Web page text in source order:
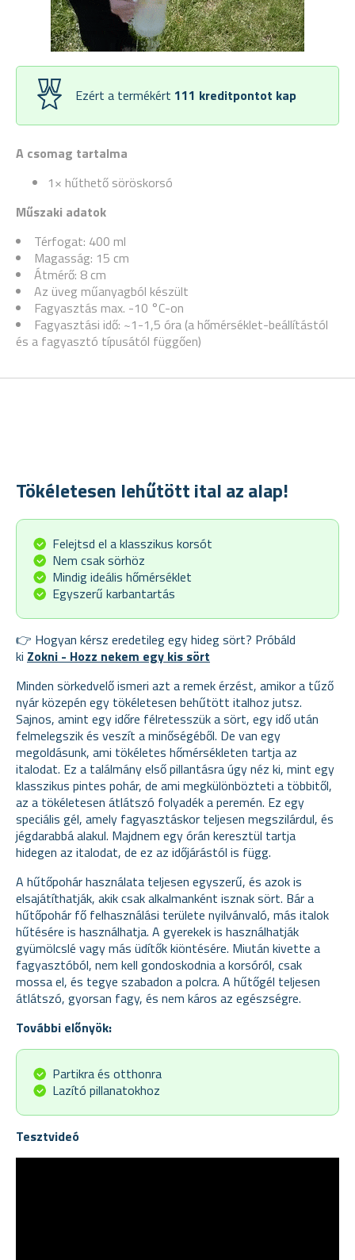
A csomag tartalma
1× hűthető söröskorsó
Műszaki adatok
Térfogat: 400 ml
Magasság: 15 cm
Átmérő: 8 cm
Az üveg műanyagból készült
Fagyasztás max. -10 °C-on
Fagyasztási idő: ~1-1,5 óra (a hőmérséklet-beállítástól
és a fagyasztó típusától függően)
Ezért a termékért 111 kreditpontot kap
Tökéletesen lehűtött ital az alap!
Felejtsd el a klasszikus korsót
Nem csak sörhöz
Mindig ideális hőmérséklet
Egyszerű karbantartás
👉 Hogyan kérsz eredetileg egy hideg sört? Próbáld
ki Zokni - Hozz nekem egy kis sört
Minden sörkedvelő ismeri azt a remek érzést, amikor a tűző
nyár közepén egy tökéletesen behűtött italhoz jutsz.
Sajnos, amint egy időre félretesszük a sört, egy idő után
felmelegszik és veszít a minőségéből. De van egy
megoldásunk, ami tökéletes hőmérsékleten tartja az
italodat. Ez a találmány első pillantásra úgy néz ki, mint egy
klasszikus pintes pohár, de ami megkülönbözteti a többitől,
az a tökéletesen átlátszó folyadék a peremén. Ez egy
speciális gél, amely fagyasztáskor teljesen megszilárdul, és
jégdarabbá alakul. Majdnem egy órán keresztül tartja
hidegen az italodat, de ez az időjárástól is függ.
A hűtőpohár használata teljesen egyszerű, és azok is
elsajátíthatják, akik csak alkalmanként isznak sört. Bár a
hűtőpohár fő felhasználási területe nyilvánvaló, más italok
hűtésére is használhatja. A gyerekek is használhatják
gyümölcslé vagy más üdítők kiöntésére. Miután kivette a
fagyasztóból, nem kell gondoskodnia a korsóról, csak
mossa el, és tegye szabadon a polcra. A hűtőgél teljesen
átlátszó, gyorsan fagy, és nem káros az egészségre.
További előnyök:
Partikra és otthonra
Lazító pillanatokhoz
Tesztvideó